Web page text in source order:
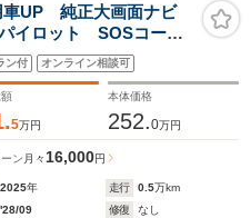
UP 純正大画面ナビ
イロット SOSコー
ブレーキ 踏み間違い
ン付 オンライン相談可
5万円
本体価格
252.0万円
ン 月々 16,000円
2025年 走行 0.5万km
'28/09 修復
なし